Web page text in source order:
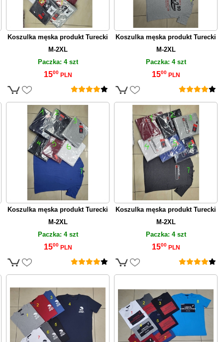
Koszulka męska produkt Turecki
M-2XL
Paczka: 4 szt
1500 PLN
Koszulka męska produkt Turecki
M-2XL
Paczka: 4 szt
1500 PLN
Koszulka męska produkt Turecki
M-2XL
Paczka: 4 szt
1500 PLN
Koszulka męska produkt Turecki
M-2XL
Paczka: 4 szt
1500 PLN